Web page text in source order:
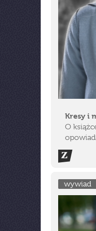
Kresy i
O
wywiad